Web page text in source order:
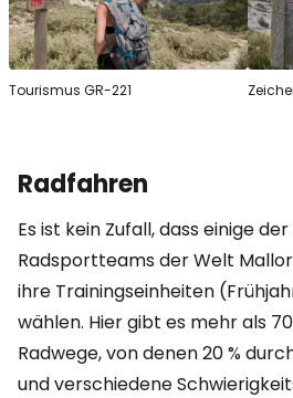
Tourismus GR-221
Radfahren
Es ist kein Zufall, dass einige
Radsportteams der Welt
ihre Trainingseinheiten
wählen. Hier gibt es mehr als
Radwege, von denen 20 %
und verschiedene